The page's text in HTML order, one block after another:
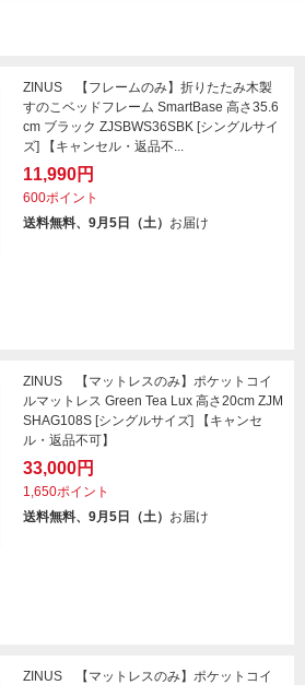
ZINUS 【フレームのみ】折りたたみ木製
すのこベッドフレーム SmartBase 高さ35.6
cm ブラック ZJSBWS36SBK [シングルサイ
ズ] 【キャンセル・返品不...
11,990円
600ポイント
送料無料、9月5日（土） お届け
ZINUS 【マットレスのみ】ポケットコイ
ルマットレス Green Tea Lux 高さ20cm ZJM
SHAG108S [シングルサイズ] 【キャンセ
ル・返品不可】
33,000円
1,650ポイント
送料無料、9月5日（土） お届け
ZINUS 【マットレスのみ】ポケットコイ